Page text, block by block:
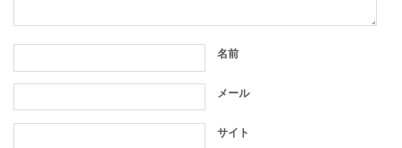
名前
メール
サイト